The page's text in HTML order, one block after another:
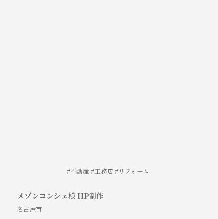
不動産 工務店 リフォーム
メゾンコンシェ様 HP制作
名古屋市